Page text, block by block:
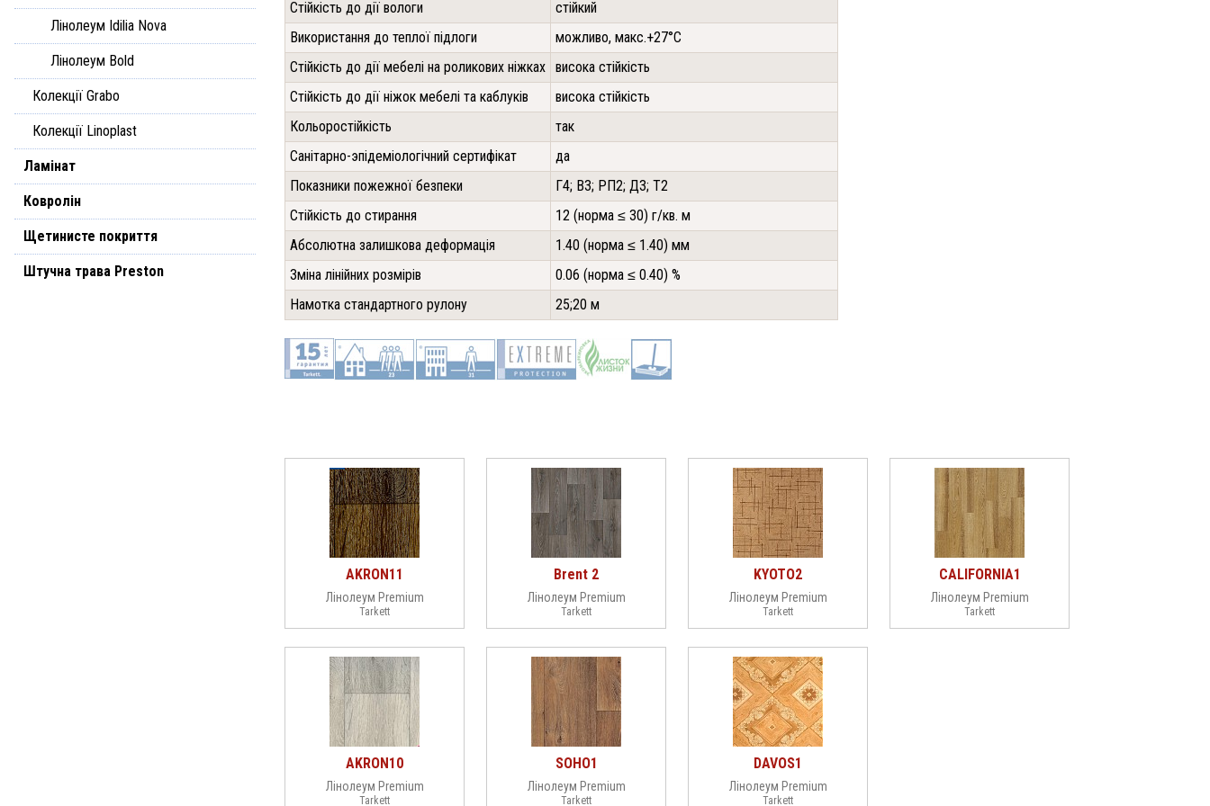
Лінолеум Idilia Nova
Лінолеум Bold
Колекції Grabo
Колекції Linoplast
Ламінат
Ковролін
Щетинисте покриття
Штучна трава Preston
Стійкість до дії вологи
стійкий
Використання до теплої підлоги
можливо, макс.+27°С
Стійкість до дії мебелі на роликових ніжках висока стійкість
Стійкість до дії ніжок мебелі та каблуків
висока стійкість
Кольоростійкість
так
Санітарно-эпідеміологічний сертифікат
да
Показники пожежної безпеки
Г4; В3; РП2; Д3; Т2
Стійкість до стирання
12 (норма ≤ 30) г/кв. м
Абсолютна залишкова деформація
1.40 (норма ≤ 1.40) мм
Зміна лінійних розмірів
0.06 (норма ≤ 0.40) %
Намотка стандартного рулону
25;20 м
AKRON11
Лінолеум Premium
Tarkett
Brent 2
Лінолеум Premium
Tarkett
KYOTO2
Лінолеум Premium
Tarkett
CALIFORNIA1
Лінолеум Premium
Tarkett
AKRON10
Лінолеум Premium
Tarkett
SOHO1
Лінолеум Premium
Tarkett
DAVOS1
Лінолеум Premium
Tarkett